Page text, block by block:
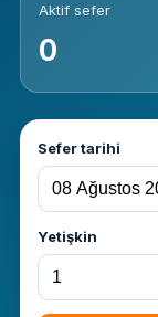
Aktif sefer
0
Sefer tarihi
Yetişkin